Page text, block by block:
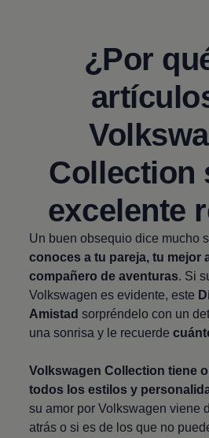
¿Por
Collection
excelente
Un buen obsequio dice mucho
conoces a tu pareja, tu mejor
compañero de aventuras. Si
Volkswagen es evidente, este
Amistad sorpréndelo con un
una sonrisa y le recuerde
Volkswagen Collection tiene
todos los estilos y
su amor por Volkswagen viene
atrás o si es de los que no